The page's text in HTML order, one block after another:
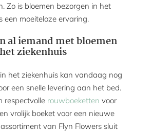
Zo is bloemen bezorgen in het
een moeiteloze ervaring.
al iemand met bloemen
ziekenhuis
het ziekenhuis kan vandaag nog
een snelle levering aan het bed.
respectvollerouwboeketten voor
vrolijk boeket voor een nieuwe
van Flyn Flowers sluit